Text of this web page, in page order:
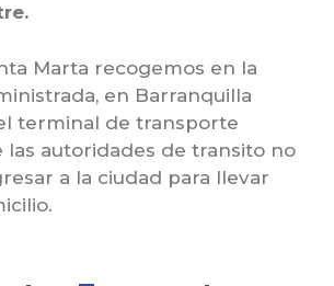
Marta recogemos en la
en Barranquilla
terminal de transporte
las autoridades de transito no
a la ciudad para llevar